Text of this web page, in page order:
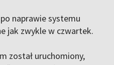
naprawie systemu
jak zwykle w czwartek.
został uruchomiony,